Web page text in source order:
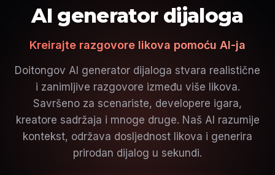
AI generator dijaloga
Kreirajte razgovore likova pomoću AI-ja
Doitongov AI generator dijaloga stvara realistične
i zanimljive razgovore između više likova.
Savršeno za scenariste, developere igara,
kreatore sadržaja i mnoge druge. Naš AI razumije
kontekst, održava dosljednost likova i generira
prirodan dijalog u sekundi.